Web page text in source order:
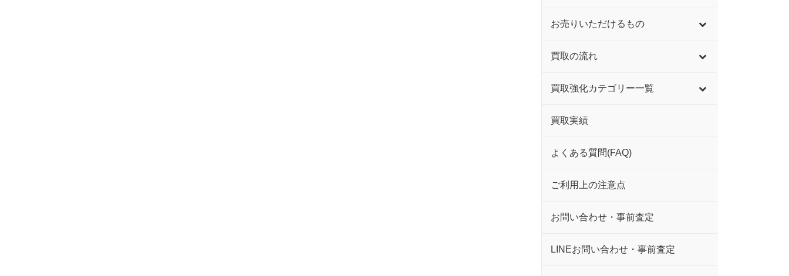
お売りいただけるもの
買取の流れ
買取強化カテゴリー一覧
買取実績
よくある質問(FAQ)
ご利用上の注意点
お問い合わせ・事前査定
LINEお問い合わせ・事前査定